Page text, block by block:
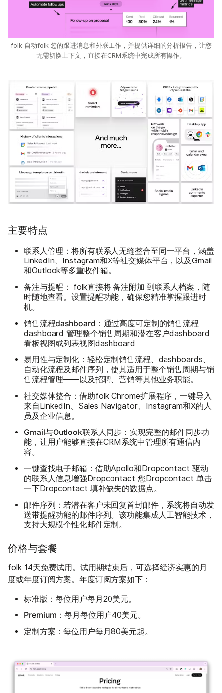
folk 自动folk 您的跟进消息和外联工作，并提供详细的分析报告，让您
无需切换上下文，直接在CRM系统中完成所有操作。
主要特点
联系人管理： 将所有联系人无缝整合至同一平台，涵盖
LinkedIn、Instagram和X等社交媒体平台，以及Gmail
和Outlook等多重收件箱。
备注与提醒： folk直接将 备注附加 到联系人档案，随
时随地查看。设置提醒功能，确保您精准掌握跟进时
机。
销售流程dashboard： 通过高度可定制的销售流程
dashboard 管理整个销售周期和潜在客户dashboard
看板视图或列表视图dashboard
易用性与定制化： 轻松定制销售流程、dashboards、
自动化流程及邮件序列，使其适用于整个销售周期与销
售流程管理——以及招聘、营销等其他业务职能。
社交媒体整合： 借助folk Chrome扩展程序，一键导入
来自LinkedIn、Sales Navigator、Instagram和X的人
员及企业信息。
Gmail与Outlook联系人同步： 实现完整的邮件同步功
能，让用户能够直接在CRM系统中管理所有通信内
容。
一键查找电子邮箱： 借助Apollo和Dropcontact 驱动
的联系人信息增强Dropcontact 您Dropcontact 单击
一下Dropcontact 填补缺失的数据点。
邮件序列： 若潜在客户未回复首封邮件，系统将自动发
送带提醒功能的邮件序列。该功能集成人工智能技术，
支持大规模个性化邮件定制。
价格与套餐
folk 14天免费试用。试用期结束后，可选择经济实惠的月
度或年度订阅方案。年度订阅方案如下：
标准版： 每位用户每月20美元。
Premium： 每月每位用户40美元。
定制方案： 每位用户每月80美元起。